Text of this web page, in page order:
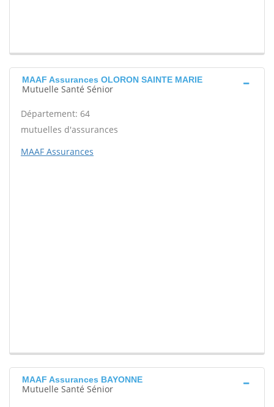
MAAF Assurances OLORON SAINTE MARIE
Mutuelle Santé Sénior
Département: 64
mutuelles d'assurances
MAAF Assurances
MAAF Assurances BAYONNE
Mutuelle Santé Sénior